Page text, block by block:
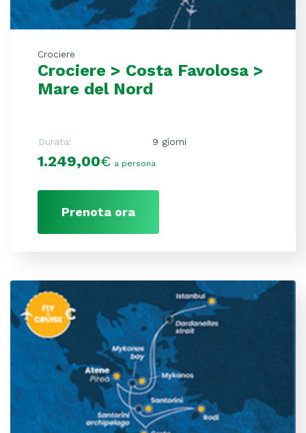
Crociere
Crociere > Costa Favolosa >
Mare del Nord
Durata: 9 giorni
1.249,00€ a persona
Prenota ora